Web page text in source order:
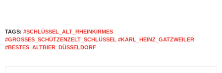
TAGS: #SCHLÜSSEL_ALT_RHEINKIRMES
#GROSSES_SCHÜTZENZELT_SCHLÜSSEL #KARL_HEINZ_GATZWEILER #
BESTES_ALTBIER_DÜSSELDORF